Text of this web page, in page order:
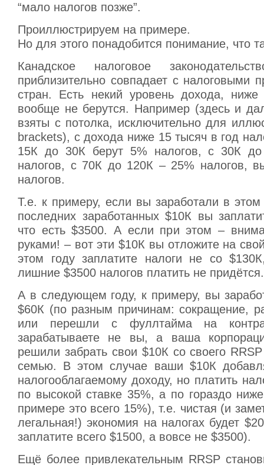
“мало налогов позже”.
Проиллюстрируем на примере.
Но для этого понадобится понимание, что
Канадское налоговое
приблизительно совпадает с налоговыми
стран. Есть некий уровень дохода, ниже
вообще не берутся. Например (здесь и
взяты с потолка, исключительно для
brackets), с дохода ниже 15 тысяч в год
15К до 30К берут 5% налогов, с 30К
налогов, с 70К до 120К – 25% налогов,
налогов.
Т.е. к примеру, если вы заработали в
последних заработанных $10К вы
что есть $3500. А если при этом –
руками! – вот эти $10К вы отложите на
этом году заплатите налоги не со
лишние $3500 налогов платить не придётся.
А в следующем году, к примеру, вы
$60К (по разным причинам: сокращение,
или перешли с фуллтайма на
зарабатываете не вы, а ваша
решили забрать свои $10К со своего
семью. В этом случае ваши $10К
налогооблагаемому доходу, но платить
по высокой ставке 35%, а по гораздо
примере это всего 15%), т.е. чистая (и
легальная!) экономия на налогах будет
заплатите всего $1500, а вовсе не $3500).
Ещё более привлекательным RRSP